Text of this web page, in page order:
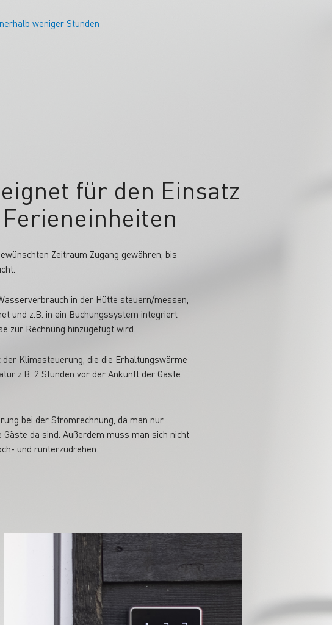
weniger Stunden
für den Einsatz
Zeitraum Zugang gewähren, bis
in der Hütte steuern/messen,
und z.B. in ein Buchungssystem integriert
zur Rechnung hinzugefügt wird.
Klimasteuerung, die die Erhaltungswärme
z.B. 2 Stunden vor der Ankunft der Gäste
bei der Stromrechnung, da man nur
da sind. Außerdem muss man sich nicht
und runterzudrehen.